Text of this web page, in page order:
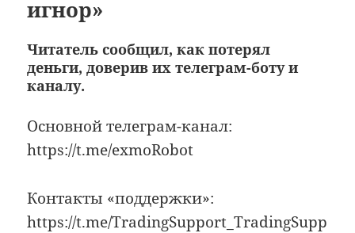
игнор»
Читатель сообщил, как потерял
деньги, доверив их телеграм-боту и
каналу.
Основной телеграм-канал:
https://t.me/exmoRobot
Контакты «поддержки»:
https://t.me/TradingSupport_TradingSupp